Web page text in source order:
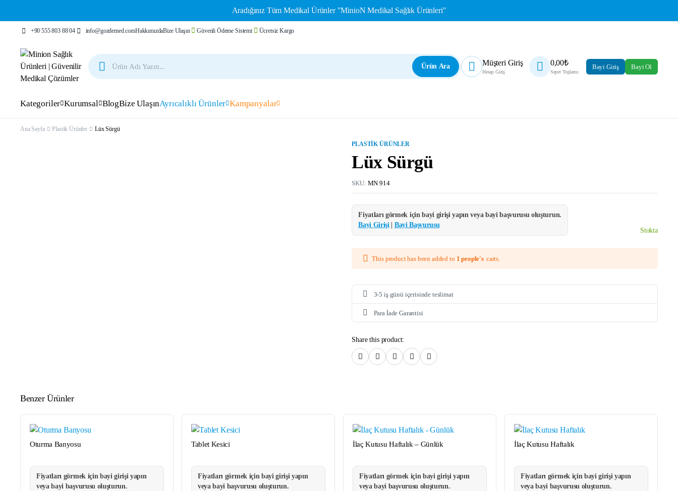
Aradığınız Tüm Medikal Ürünler "MinioN Medikal Sağlık Ürünleri"
+90 555 803 88 04 info@gozdemed.comHakkımızdaBize Ulaşın Güvenli Ödeme Sistemi Ücretsiz Kargo
Ürün Ara Müşteri Giriş
Hesap Giriş
0,00₺
Sepet Toplamı
Bayi Giriş Bayi Ol
Kategoriler Kurumsal BlogBize UlaşınAyrıcalıklı Ürünler Kampanyalar
Ana Sayfa Plastik Ürünler Lüx Sürgü
PLASTIK ÜRÜNLER
Lüx Sürgü
SKU: MN 914
Fiyatları görmek için bayi girişi yapın veya bayi başvurusu oluşturun.
Bayi Girişi
Bayi Başvurusu
Stokta
This product has been added to 1 people's carts.
3-5 iş günü içerisinde teslimat
Para İade Garantisi
Share this product:
Benzer Ürünler
GÖRÜNÜM
Oturma Banyosu
Fiyatları görmek için bayi girişi yapın
veya bayi başvurusu oluşturun.
Tablet Kesici
Fiyatları görmek için bayi girişi yapın
veya bayi başvurusu oluşturun.
GÖRÜNÜM
İlaç Kutusu Haftalık – Günlük
Fiyatları görmek için bayi girişi yapın
veya bayi başvurusu oluşturun.
GÖRÜNÜM
İlaç Kutusu Haftalık
Fiyatları görmek için bayi girişi yapın
veya bayi başvurusu oluşturun.